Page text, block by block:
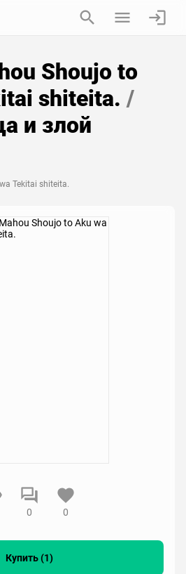
Shoujo to
shiteita. /
и злой
Tekitai shiteita.
0 0
Купить (1)